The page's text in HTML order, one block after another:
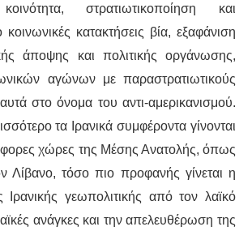
στρατιωτικοποίηση και
κατακτήσεις βία, εξαφάνιση
άποψης και πολιτικής οργάνωσης,
αγώνων με παραστρατιωτικούς
στο όνομα του αντι-αμερικανισμού.
τα Ιρανικά συμφέροντα γίνονται
χώρες της Μέσης Ανατολής, όπως
Λίβανο, τόσο πιο προφανής γίνεται η
Ιρανικής γεωπολιτικής από τον λαϊκό
ανάγκες και την απελευθέρωση της